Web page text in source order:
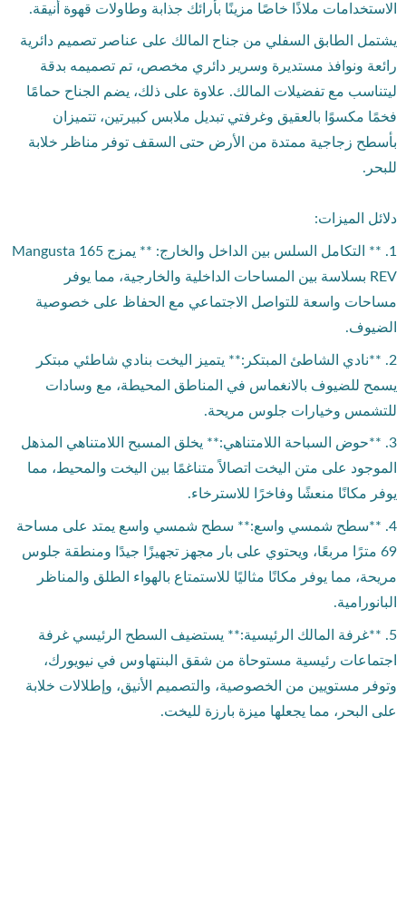
الاستخدامات ملاذًا خاصًا مزينًا بأرائك جذابة وطاولات قهوة أنيقة.
يشتمل الطابق السفلي من جناح المالك على عناصر تصميم دائرية
رائعة ونوافذ مستديرة وسرير دائري مخصص، تم تصميمه بدقة
ليتناسب مع تفضيلات المالك. علاوة على ذلك، يضم الجناح حمامًا
فخمًا مكسوًا بالعقيق وغرفتي تبديل ملابس كبيرتين، تتميزان
بأسطح زجاجية ممتدة من الأرض حتى السقف توفر مناظر خلابة
للبحر.
دلائل الميزات:
1. ** التكامل السلس بين الداخل والخارج: ** يمزج Mangusta 165
REV بسلاسة بين المساحات الداخلية والخارجية، مما يوفر
مساحات واسعة للتواصل الاجتماعي مع الحفاظ على خصوصية
الضيوف.
2. **نادي الشاطئ المبتكر:** يتميز اليخت بنادي شاطئي مبتكر
يسمح للضيوف بالانغماس في المناطق المحيطة، مع وسادات
للتشمس وخيارات جلوس مريحة.
3. **حوض السباحة اللامتناهي:** يخلق المسبح اللامتناهي المذهل
الموجود على متن اليخت اتصالاً متناغمًا بين اليخت والمحيط، مما
يوفر مكانًا منعشًا وفاخرًا للاسترخاء.
4. **سطح شمسي واسع:** سطح شمسي واسع يمتد على مساحة
69 مترًا مربعًا، ويحتوي على بار مجهز تجهيزًا جيدًا ومنطقة جلوس
مريحة، مما يوفر مكانًا مثاليًا للاستمتاع بالهواء الطلق والمناظر
البانورامية.
5. **غرفة المالك الرئيسية:** يستضيف السطح الرئيسي غرفة
اجتماعات رئيسية مستوحاة من شقق البنتهاوس في نيويورك،
وتوفر مستويين من الخصوصية، والتصميم الأنيق، وإطلالات خلابة
على البحر، مما يجعلها ميزة بارزة لليخت.